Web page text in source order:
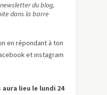
du blog,
dans la barre
en répondant à ton
et instagram
lieu le lundi 24